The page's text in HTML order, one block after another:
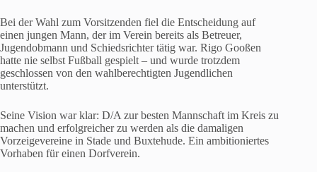
Bei der Wahl zum Vorsitzenden fiel die Entscheidung auf
einen jungen Mann, der im Verein bereits als Betreuer,
Jugendobmann und Schiedsrichter tätig war. Rigo Gooßen
hatte nie selbst Fußball gespielt – und wurde trotzdem
geschlossen von den wahlberechtigten Jugendlichen
unterstützt.
Seine Vision war klar: D/A zur besten Mannschaft im Kreis zu
machen und erfolgreicher zu werden als die damaligen
Vorzeigevereine in Stade und Buxtehude. Ein ambitioniertes
Vorhaben für einen Dorfverein.